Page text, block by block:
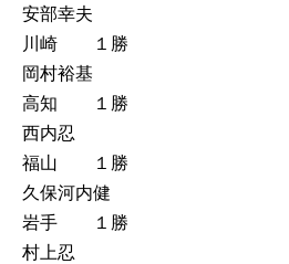
安部幸夫
川崎 １勝
岡村裕基
高知 １勝
西内忍
福山 １勝
久保河内健
岩手 １勝
村上忍